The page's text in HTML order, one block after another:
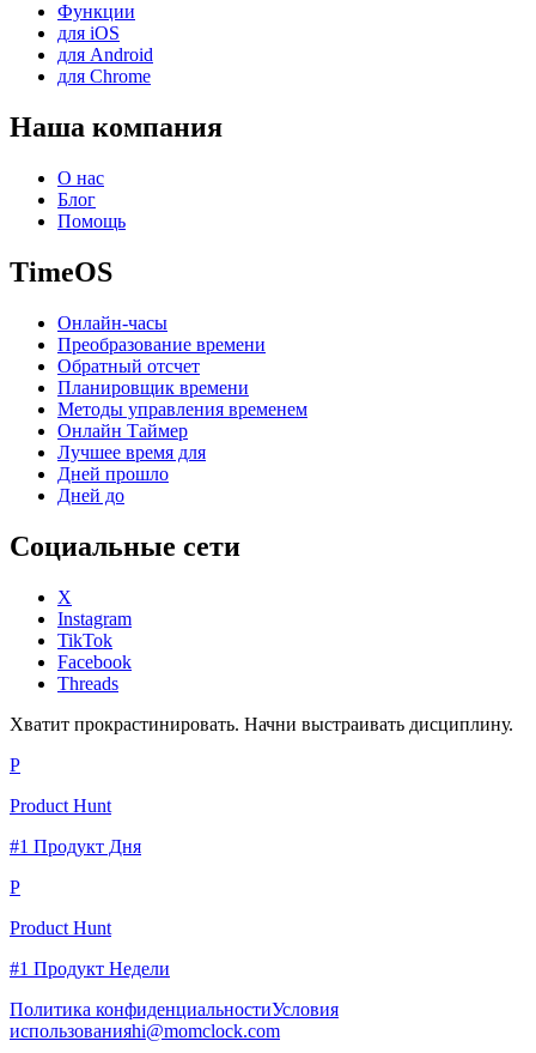
Функции
для iOS
для Android
для Chrome
Наша компания
О нас
Блог
Помощь
TimeOS
Онлайн-часы
Преобразование времени
Обратный отсчет
Планировщик времени
Методы управления временем
Онлайн Таймер
Лучшее время для
Дней прошло
Дней до
Социальные сети
X
Instagram
TikTok
Facebook
Threads
Хватит прокрастинировать. Начни выстраивать дисциплину.
P
Product Hunt
#1 Продукт Дня
P
Product Hunt
#1 Продукт Недели
Политика конфиденциальностиУсловия
использованияhi@momclock.com